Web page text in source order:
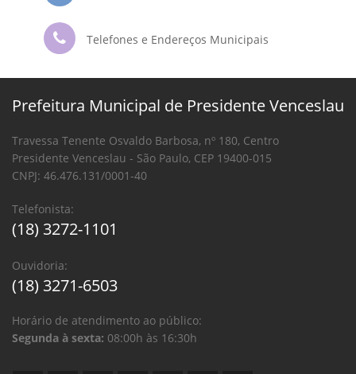
Telefones e Endereços Municipais
Prefeitura Municipal de Presidente Venceslau
Travessa Tenente Osvaldo Barbosa, nº 180, Centro
Presidente Venceslau - São Paulo, CEP 19400-015
CNPJ: 46.476.131/0001-40
Telefonista:
(18) 3272-1101
Ouvidoria:
(18) 3271-6503
Horário de atendimento ao público:
Segunda à sexta: 08:00h às 16:30h